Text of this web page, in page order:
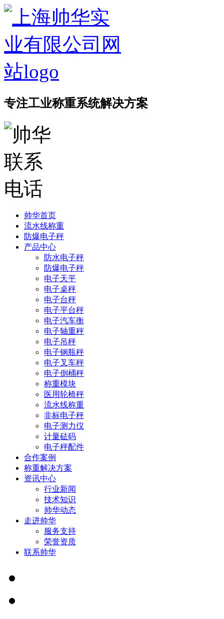
专注工业称重系统解决方案
帅华首页
流水线称重
防爆电子秤
产品中心
防水电子秤
防爆电子秤
电子天平
电子桌秤
电子台秤
电子平台秤
电子汽车衡
电子轴重秤
电子吊秤
电子钢瓶秤
电子叉车秤
电子倒桶秤
称重模块
医用轮椅秤
流水线称重
非标电子秤
电子测力仪
计量砝码
电子秤配件
合作案例
称重解决方案
资讯中心
行业新闻
技术知识
帅华动态
走进帅华
服务支持
荣誉资质
联系帅华